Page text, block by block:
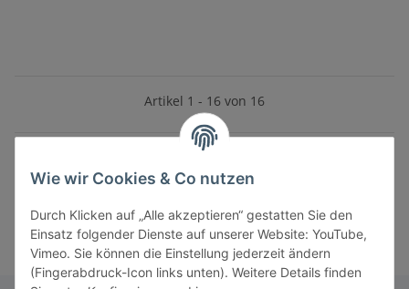
Artikel 1 - 16 von 16
Wie wir Cookies & Co nutzen
Durch Klicken auf „Alle akzeptieren“ gestatten Sie den
Einsatz folgender Dienste auf unserer Website: YouTube,
Vimeo. Sie können die Einstellung jederzeit ändern
(Fingerabdruck-Icon links unten). Weitere Details finden